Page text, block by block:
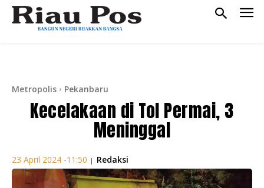
Metropolis Pekanbaru
Kecelakaan di Tol Permai, 3
Meninggal
23 April 2024 -11:50 | Redaksi